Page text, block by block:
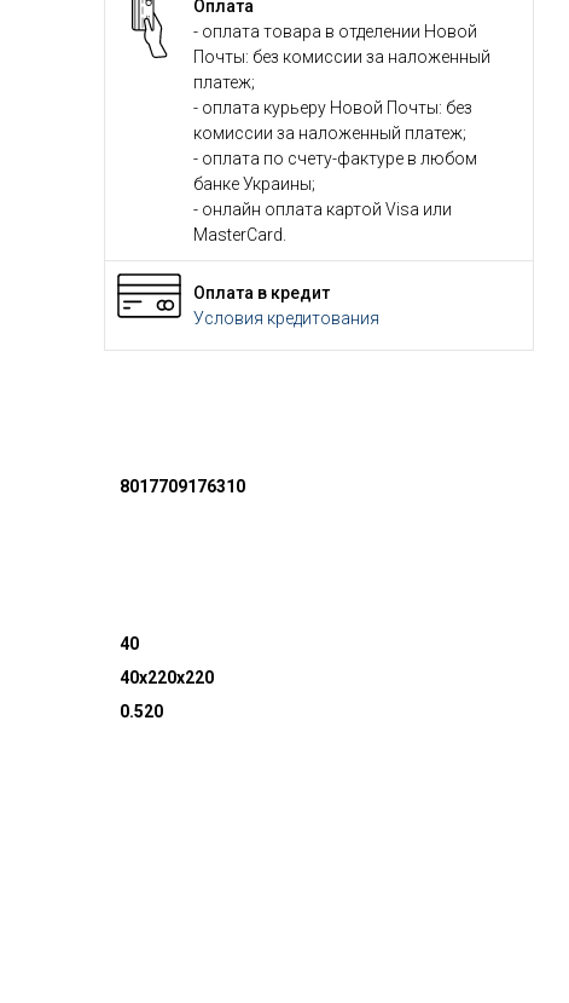
Оплата
- оплата товара в отделении Новой
Почты: без комиссии за наложенный
платеж;
- оплата курьеру Новой Почты: без
комиссии за наложенный платеж;
- оплата по счету-фактуре в любом
банке Украины;
- онлайн оплата картой Visa или
MasterCard.
Оплата в кредит
Условия кредитования
8017709176310
40
40x220x220
0.520